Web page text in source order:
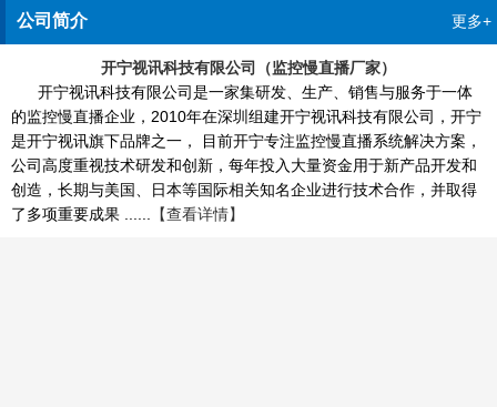
公司简介 更多+
开宁视讯科技有限公司（监控慢直播厂家）
开宁视讯科技有限公司是一家集研发、生产、销售与服务于一体
的监控慢直播企业，2010年在深圳组建开宁视讯科技有限公司，开宁
是开宁视讯旗下品牌之一， 目前开宁专注监控慢直播系统解决方案，
公司高度重视技术研发和创新，每年投入大量资金用于新产品开发和
创造，长期与美国、日本等国际相关知名企业进行技术合作，并取得
了多项重要成果 ......
【查看详情】